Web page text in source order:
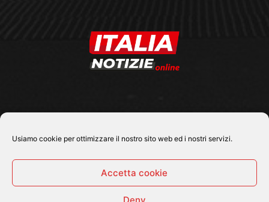
Usiamo cookie per ottimizzare il nostro sito web ed i nostri servizi.
Accetta cookie
Deny
SEGUICI SU